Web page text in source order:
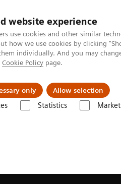
website experience
use cookies and other similar
how we use cookies by clicking
individually. And you may
Cookie Policy page.
only Allow selection
Statistics
Produkte & Services